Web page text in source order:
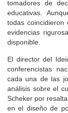
tomadores de
educativas.
todas coincidieron
evidencias
disponible.
El director del
conferencistas
cada una de las
análisis sobre el
Scheker por
en el diseño de